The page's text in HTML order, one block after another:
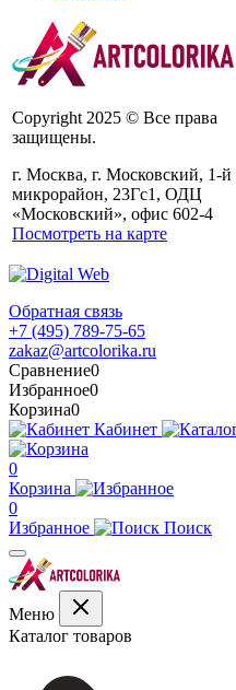
Copyright 2025 © Все права
защищены.
г. Москва, г. Московский, 1-й
микрорайон, 23Гс1, ОДЦ
«Московский», офис 602-4
Посмотреть на карте
Обратная связь
+7 (495) 789-75-65
zakaz@artcolorika.ru
Сравнение0
Избранное0
Корзина0
Кабинет
0
Корзина
0
Избранное
Поиск
Меню
Каталог товаров